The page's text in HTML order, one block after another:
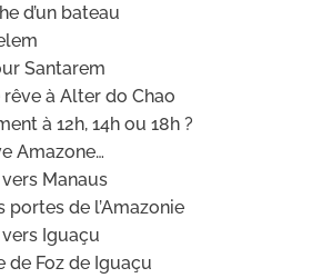
d’un bateau
Santarem
rêve à Alter do Chao
à 12h, 14h ou 18h ?
Amazone…
Manaus
portes de l’Amazonie
Iguaçu
de Foz de Iguaçu